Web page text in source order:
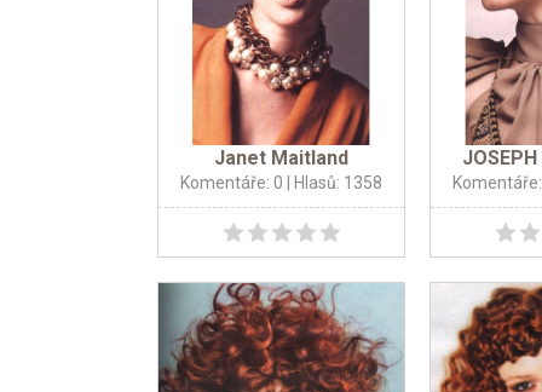
Janet Maitland
Komentáře: 0 | Hlasů: 1358